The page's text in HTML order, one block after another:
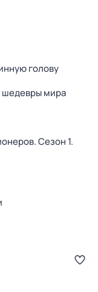
голову
шедевры мира
. Сезон 1.